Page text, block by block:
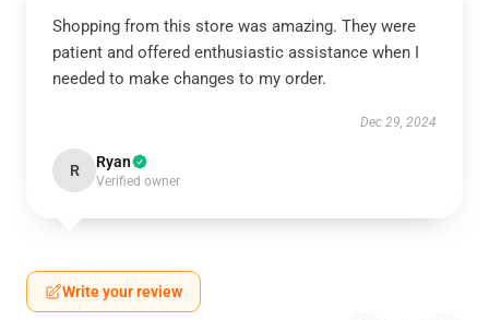
Shopping from this store was amazing. They were
patient and offered enthusiastic assistance when I
needed to make changes to my order.
Dec 29, 2024
R Ryan
Verified owner
Write your review